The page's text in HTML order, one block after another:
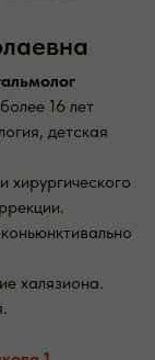
16 лет
детская
хирургического
халязиона.